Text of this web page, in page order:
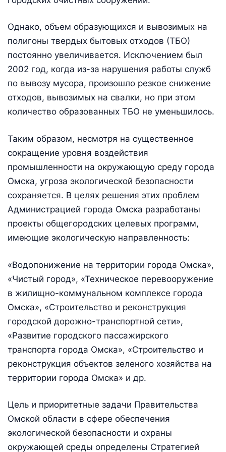
Однако, объем образующихся и вывозимых на
полигоны твердых бытовых отходов (ТБО)
постоянно увеличивается. Исключением был
2002 год, когда из-за нарушения работы служб
по вывозу мусора, произошло резкое снижение
отходов, вывозимых на свалки, но при этом
количество образованных ТБО не уменьшилось.
Таким образом, несмотря на существенное
сокращение уровня воздействия
промышленности на окружающую среду города
Омска, угроза экологической безопасности
сохраняется. В целях решения этих проблем
Администрацией города Омска разработаны
проекты общегородских целевых программ,
имеющие экологическую направленность:
«Водопонижение на территории города Омска»,
«Чистый город», «Техническое перевооружение
в жилищно-коммунальном комплексе города
Омска», «Строительство и реконструкция
городской дорожно-транспортной сети»,
«Развитие городского пассажирского
транспорта города Омска», «Строительство и
реконструкция объектов зеленого хозяйства на
территории города Омска» и др.
Цель и приоритетные задачи Правительства
Омской области в сфере обеспечения
экологической безопасности и охраны
окружающей среды определены Стратегией